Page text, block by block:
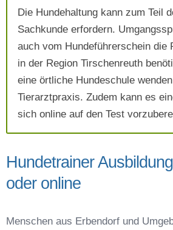
AGB`s.
Die Hundehaltung kann zum Teil
Sachkunde erfordern.
auch vom Hundeführerschein die
in der Region Tirschenreuth
eine örtliche Hundeschule
Tierarztpraxis. Zudem kann es
sich online auf den Test
Hundetrainer
oder online
Menschen aus Erbendorf und